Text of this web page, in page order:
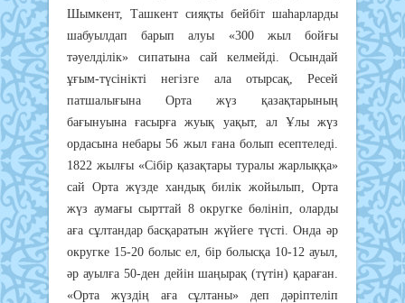
Шымкент, Ташкент сияқты бейбіт шаһарларды
шабуылдап барып алуы «300 жыл бойғы
тәуелділік» сипатына сай келмейді. Осындай
ұғым-түсінікті негізге ала отырсақ, Ресей
патшалығына Орта жүз қазақтарының
бағынуына ғасырға жуық уақыт, ал Ұлы жүз
ордасына небары 56 жыл ғана болып есептеледі.
1822 жылғы «Сібір қазақтары туралы жарлыққа»
сай Орта жүзде хандық билік жойылып, Орта
жүз аумағы сырттай 8 округке бөлініп, оларды
аға сұлтандар басқаратын жүйеге түсті. Онда әр
округке 15-20 болыс ел, бір болысқа 10-12 ауыл,
әр ауылға 50-ден дейін шаңырақ (түтін) қараған.
«Орта жүздің аға сұлтаны» деп дәріптеліп